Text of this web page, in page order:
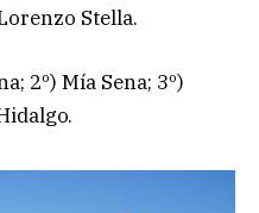
Stella.
2º) Mía Sena; 3º)